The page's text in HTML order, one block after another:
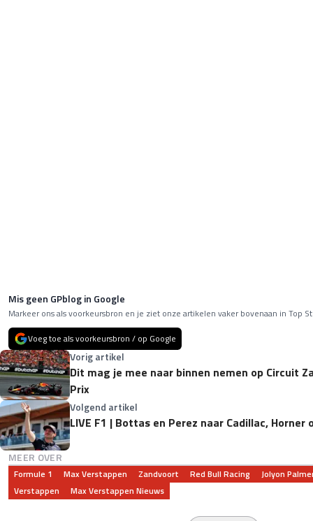
Mis geen GPblog in Google
Markeer ons als voorkeursbron en je ziet onze artikelen vaker bovenaan in Top
Voeg toe als voorkeursbron / op Google
Vorig artikel
Dit mag je mee naar binnen nemen op Circuit
Prix
Volgend artikel
LIVE F1 | Bottas en Perez naar Cadillac, Horner
MEER OVER
Formule 1 Max Verstappen Zandvoort Red Bull Racing
Jolyon
Verstappen
Max Verstappen Nieuws